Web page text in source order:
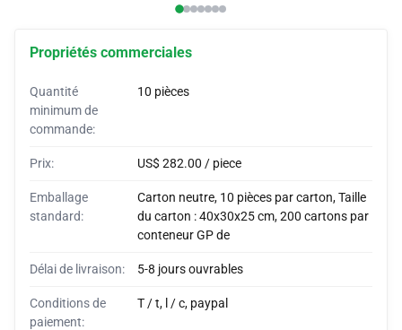
Tentes pour voitures
Propriétés commerciales
Quantité
minimum de
commande:
10 pièces
Prix: US$ 282.00 / piece
Emballage
standard:
Carton neutre, 10 pièces par carton, Taille
du carton : 40x30x25 cm, 200 cartons par
conteneur GP de
Délai de livraison: 5-8 jours ouvrables
Conditions de
paiement:
T / t, l / c, paypal